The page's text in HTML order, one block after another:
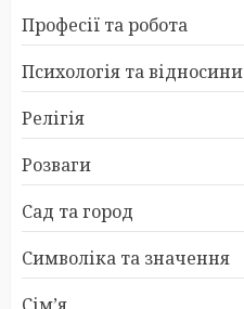
Професії та робота
Психологія та відносини
Релігія
Розваги
Сад та город
Символіка та значення